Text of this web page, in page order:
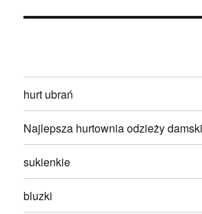
hurt ubrań
Najlepsza hurtownia odzieży
sukienkie
bluzki